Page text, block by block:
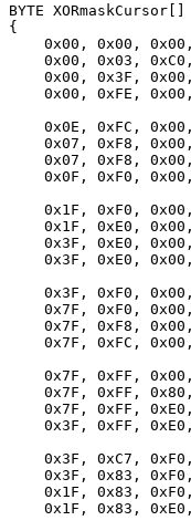
BYTE
{
0x00, 0x00,
0x00, 0x03,
0x00, 0x3F,
0x00, 0xFE,
0x0E, 0xFC,
0x07, 0xF8,
0x07, 0xF8,
0x0F, 0xF0,
0x1F, 0xF0,
0x1F, 0xE0,
0x3F, 0xE0,
0x3F, 0xE0,
0x3F, 0xF0,
0x7F, 0xF0,
0x7F, 0xF8,
0x7F, 0xFC,
0x7F, 0xFF,
0x7F, 0xFF,
0x7F, 0xFF,
0x3F, 0xFF,
0x3F, 0xC7,
0x3F, 0x83,
0x1F, 0x83,
0x1F, 0x83,